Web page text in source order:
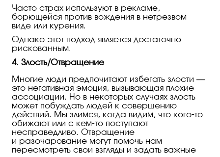
Часто страх используют в рекламе,
борющейся против вождения в нетрезвом
виде или курения.
Однако этот подход является достаточно
рискованным.
4. Злость/Отвращение
Многие люди предпочитают избегать злости —
это негативная эмоция, вызывающая плохие
ассоциации. Но в некоторых случаях злость
может побуждать людей к совершению
действий. Мы злимся, когда видим, что кого-то
обижают илис кем-то поступают
несправедливо. Отвращение
и разочарование могут помочь нам
пересмотреть свои взгляды и задать важные